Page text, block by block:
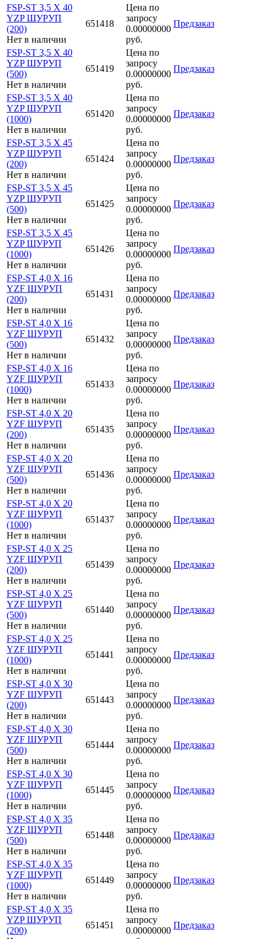
FSP-ST 3,5 X 40
YZP ШУРУП
(200)
Нет в наличии
651418
Цена по
запросу
0.00000000
руб.
Предзаказ
FSP-ST 3,5 X 40
YZP ШУРУП
(500)
Нет в наличии
651419
Цена по
запросу
0.00000000
руб.
Предзаказ
FSP-ST 3,5 X 40
YZP ШУРУП
(1000)
Нет в наличии
651420
Цена по
запросу
0.00000000
руб.
Предзаказ
FSP-ST 3,5 X 45
YZP ШУРУП
(200)
Нет в наличии
651424
Цена по
запросу
0.00000000
руб.
Предзаказ
FSP-ST 3,5 X 45
YZP ШУРУП
(500)
Нет в наличии
651425
Цена по
запросу
0.00000000
руб.
Предзаказ
FSP-ST 3,5 X 45
YZP ШУРУП
(1000)
Нет в наличии
651426
Цена по
запросу
0.00000000
руб.
Предзаказ
FSP-ST 4,0 X 16
YZF ШУРУП
(200)
Нет в наличии
651431
Цена по
запросу
0.00000000
руб.
Предзаказ
FSP-ST 4,0 X 16
YZF ШУРУП
(500)
Нет в наличии
651432
Цена по
запросу
0.00000000
руб.
Предзаказ
FSP-ST 4,0 X 16
YZF ШУРУП
(1000)
Нет в наличии
651433
Цена по
запросу
0.00000000
руб.
Предзаказ
FSP-ST 4,0 X 20
YZF ШУРУП
(200)
Нет в наличии
651435
Цена по
запросу
0.00000000
руб.
Предзаказ
FSP-ST 4,0 X 20
YZF ШУРУП
(500)
Нет в наличии
651436
Цена по
запросу
0.00000000
руб.
Предзаказ
FSP-ST 4,0 X 20
YZF ШУРУП
(1000)
Нет в наличии
651437
Цена по
запросу
0.00000000
руб.
Предзаказ
FSP-ST 4,0 X 25
YZF ШУРУП
(200)
Нет в наличии
651439
Цена по
запросу
0.00000000
руб.
Предзаказ
FSP-ST 4,0 X 25
YZF ШУРУП
(500)
Нет в наличии
651440
Цена по
запросу
0.00000000
руб.
Предзаказ
FSP-ST 4,0 X 25
YZF ШУРУП
(1000)
Нет в наличии
651441
Цена по
запросу
0.00000000
руб.
Предзаказ
FSP-ST 4,0 X 30
YZF ШУРУП
(200)
Нет в наличии
651443
Цена по
запросу
0.00000000
руб.
Предзаказ
FSP-ST 4,0 X 30
YZF ШУРУП
(500)
Нет в наличии
651444
Цена по
запросу
0.00000000
руб.
Предзаказ
FSP-ST 4,0 X 30
YZF ШУРУП
(1000)
Нет в наличии
651445
Цена по
запросу
0.00000000
руб.
Предзаказ
FSP-ST 4,0 X 35
YZF ШУРУП
(500)
Нет в наличии
651448
Цена по
запросу
0.00000000
руб.
Предзаказ
FSP-ST 4,0 X 35
YZF ШУРУП
(1000)
Нет в наличии
651449
Цена по
запросу
0.00000000
руб.
Предзаказ
FSP-ST 4,0 X 35
YZP ШУРУП
(200)
651451
Цена по
запросу
0.00000000
Предзаказ